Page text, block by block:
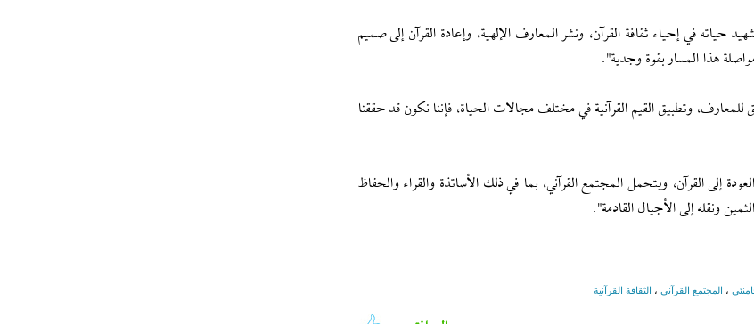
في إحياء ثقافة القرآن، ونشر المعارف الإلهية، وإعادة القرآن إلى صميم
هذا المسار بقوة وجدية".
وتطبيق القيم القرآنية في مختلف مجالات الحياة، فإننا نكون قد حققنا
إلى القرآن، ويتحمل المجتمع القرآني، بما في ذلك الأساتذة والقراء والحفاظ
ونقله إلى الأجيال القادمة".
، المجتمع القرآنی ، الثقافة القرآنیة